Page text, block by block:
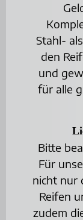
Stahl-
den
und
für alle
Bitte
Für
nicht nur
Reifen
zudem